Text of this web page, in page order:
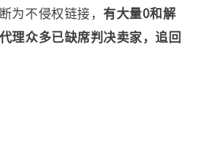
为不侵权链接，有大量0和解
理众多已缺席判决卖家，追回